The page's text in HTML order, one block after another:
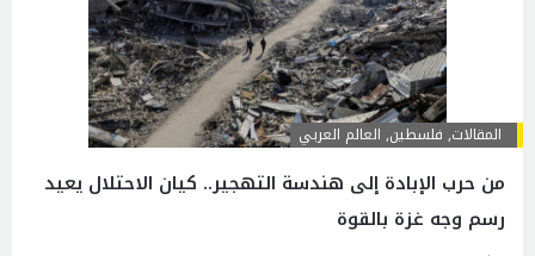
المقالات, فلسطين, العالم العربي
من حرب الإبادة إلى هندسة التهجير.. كيان الاحتلال يعيد
رسم وجه غزة بالقوة